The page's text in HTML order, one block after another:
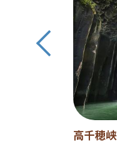
高千穂峡